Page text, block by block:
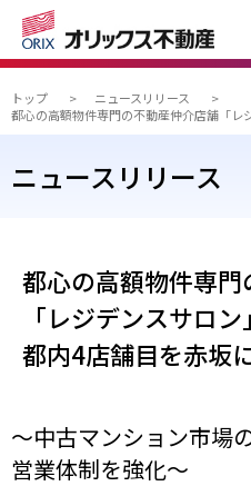
トップ > ニュースリリース
>
都心の高額物件専門の不動産仲介店舗「
ニュースリリース
都心の高額物件専
「レジデンスサロン」
都内4店舗目を赤坂
～中古マンション市場
営業体制を強化～